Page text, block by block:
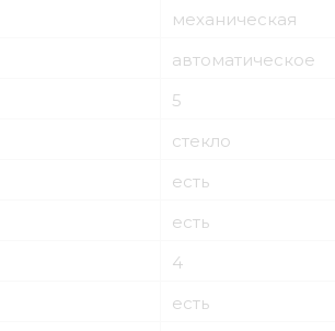
механическая
автоматическое
5
стекло
есть
есть
4
есть